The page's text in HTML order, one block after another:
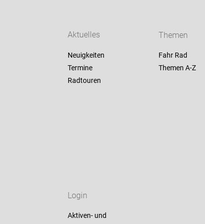
Aktuelles
Neuigkeiten
Termine
Radtouren
Themen
Fahr Rad
Themen A-Z
Login
Aktiven- und